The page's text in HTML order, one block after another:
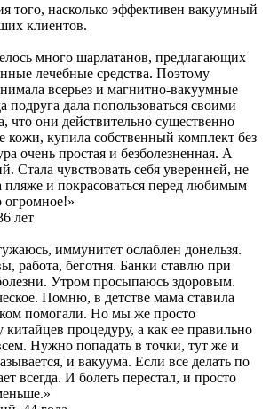
того, насколько эффективен вакуумный
клиентов.
много шарлатанов, предлагающих
лечебные средства. Поэтому
всерьез и магнитно-вакуумные
подруга дала попользоваться своими
что они действительно существенно
кожи, купила собственный комплект без
очень простая и безболезненная. А
Стала чувствовать себя уверенней, не
пляже и покрасоваться перед любимым
огромное!»
лет
иммунитет ослаблен донельзя.
работа, беготня. Банки ставлю при
Утром просыпаюсь здоровым.
Помню, в детстве мама ставила
помогали. Но мы же просто
китайцев процедуру, а как ее правильно
Нужно попадать в точки, тут же и
и вакуума. Если все делать по
всегда. И болеть перестал, и просто